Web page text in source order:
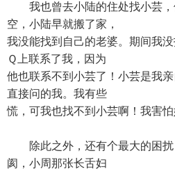
我也曾去小陆的住处找小芸，
空，小陆早就搬了家，
我没能找到自己的老婆。期间我
Ｑ上联系了我，因为
他也联系不到小芸了！小芸是我
直接问的我。我有些
慌，可我也找不到小芸啊！我害怕
除此之外，还有个最大的困扰
阂，小周那张长舌妇